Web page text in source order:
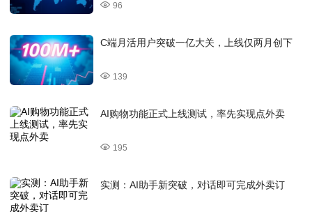
96
C端月活用户突破一亿大关，上线仅两月创下
139
AI购物功能正式上线测试，率先实现点外卖
195
实测：AI助手新突破，对话即可完成外卖订